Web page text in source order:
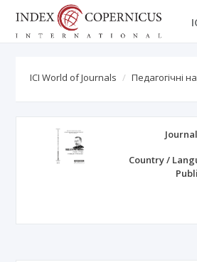
ICI World of Journals Педагогічні
Country /